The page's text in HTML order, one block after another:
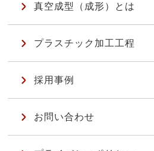
真空成型（成形）とは
プラスチック加工工程
採用事例
お問い合わせ